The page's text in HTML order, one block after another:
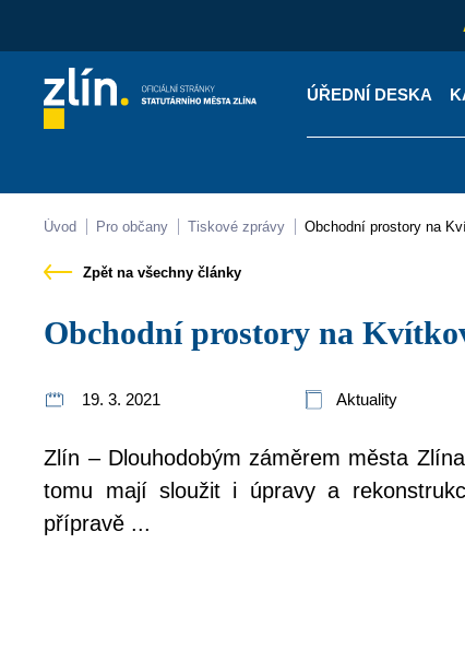
ÚŘEDNÍ DESKA
Kontakty Úřední
Úvod Pro občany Tiskové zprávy Obchodní prostory na
Zpět na všechny články
Obchodní prostory na
19. 3. 2021 Aktuality
Zlín – Dlouhodobým záměrem města
tomu mají sloužit i úpravy a
přípravě ...